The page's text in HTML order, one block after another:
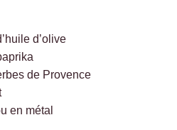
d’olive
de Provence
en métal